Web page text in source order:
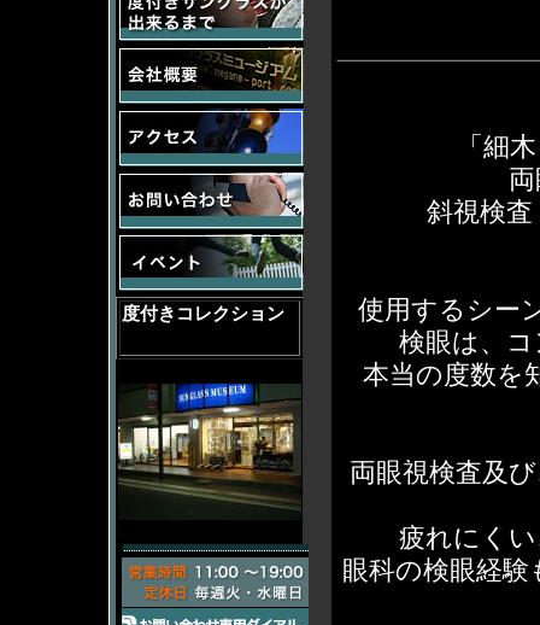
度付きコレクション
「細
両眼
斜視検
使用するシー
検眼は、
本当の度数を
両眼視検査及
疲れにく
眼科の検眼経験